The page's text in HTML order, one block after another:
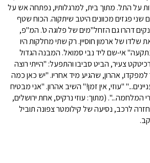
על התל. מתוך בית, למרגלותיו, נפתחה אש על
פגזים מכוונים היטב שיתקוה. הכוח שטף
דהרו גם הזחל"מים של פלוגה ט'. המ"פ,
שלדו של ארמון חוסיין. רק שתי מחלקות היו
אי-שם ליד נבי סמואל. המבנה הגדול
צעיר, הביט סביבו והתפעל: "הייתי רוצה
אהרון, שהגיע מיד אחריו. "יש כאן כמה
"עוזי, אין זמן!" השיב אהרון. "אני מבטיח
המלחמה...". (מתוך: עוזי נרקיס, אחת ירושלים,
חזרה לרכב, נסיעה של קילומטר צפונה תוביל